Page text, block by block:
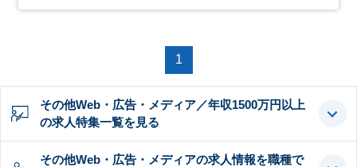
1
その他Web・広告・メディア／年収1500万円以上
の求人特集一覧を見る
その他Web・広告・メディアの求人情報を職種で